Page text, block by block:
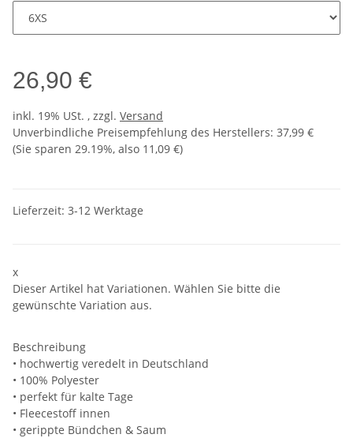
26,90 €
inkl. 19% USt. , zzgl. Versand
Unverbindliche Preisempfehlung des Herstellers: 37,99 €
(Sie sparen 29.19%, also 11,09 €)
Lieferzeit: 3-12 Werktage
x
Dieser Artikel hat Variationen. Wählen Sie bitte die
gewünschte Variation aus.
Beschreibung
• hochwertig veredelt in Deutschland
• 100% Polyester
• perfekt für kalte Tage
• Fleecestoff innen
• gerippte Bündchen & Saum